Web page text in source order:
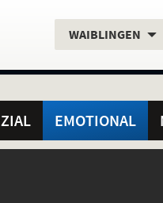
Aktueller
WAIBLINGEN
EMOTIONAL